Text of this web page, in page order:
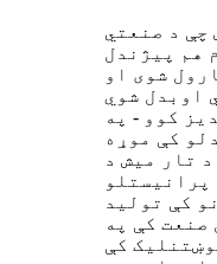
چې د صنعتي
هم پیژندل
شوی او
اوبدل شوي
کوو - په
کې موړه
تار میش د
پرانیستلو
کې تولید
صنعت کې په
کې